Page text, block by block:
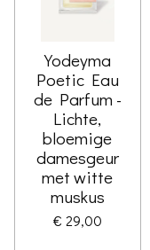
Yodeyma
Poetic Eau
de Parfum -
Lichte,
bloemige
damesgeur
met witte
muskus
€ 29,00